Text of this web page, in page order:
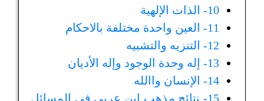
10- الذات الإلهية
11- العين واحدة مختلفة بالاحكام‏
12- التنزيه والتشبيه‏
13- إله وحدة الوجود وإله الأديان‏
14- الإنسان واالله‏
15- نتائج مذهب ابن عربي في المسائل